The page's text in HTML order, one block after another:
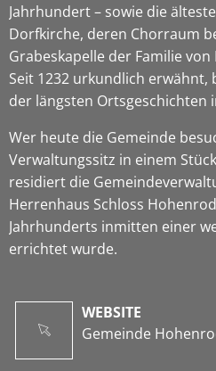
Jahrhundert – sowie die
Dorfkirche, deren Chorraum
Grabeskapelle der Familie
Seit 1232 urkundlich erwähnt,
der längsten Ortsgeschichten
Wer heute die Gemeinde
Verwaltungssitz in einem
residiert die
Herrenhaus Schloss
Jahrhunderts inmitten einer
errichtet wurde.
WEBSITE
Gemeinde